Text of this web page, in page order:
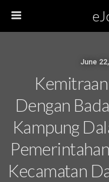
June
Dengan
Kampung
Kecamatan